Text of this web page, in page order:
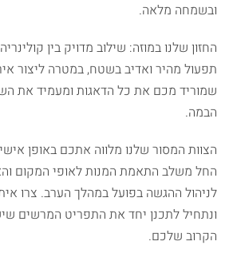
ובשמחה מלאה.
החזון שלנו במוזה: שילוב מדויק בין
תפעול מהיר ואדיב בשטח, במטרה ליצור
שמוריד מכם את כל הדאגות ומעמיד את
הבמה.
הצוות המסור שלנו מלווה אתכם באופן
החל משלב התאמת המנות לאופי המקום
לניהול ההגשה בפועל במהלך הערב. צרו
ונתחיל לתכנן יחד את התפריט המרשים
הקרוב שלכם.